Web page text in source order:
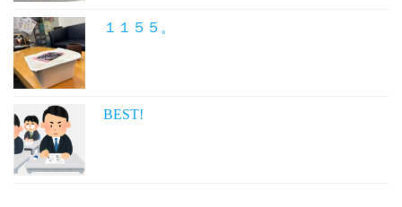
１１５５。
BEST!